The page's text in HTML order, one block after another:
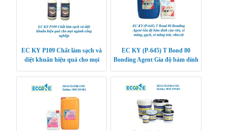
EC KY P109 Chất làm sạch và
diệt khuẩn hiệu quả cho mọi
EC KY (P-645) T Bond 80
Bonding Agent Gia độ bám dính
trát, vữa/cát